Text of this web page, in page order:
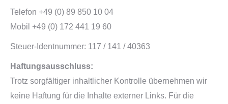
Telefon +49 (0) 89 850 10 04
Mobil +49 (0) 172 441 19 60
Steuer-Identnummer: 117 / 141 / 40363
Haftungsausschluss:
Trotz sorgfältiger inhaltlicher Kontrolle übernehmen wir
keine Haftung für die Inhalte externer Links. Für die